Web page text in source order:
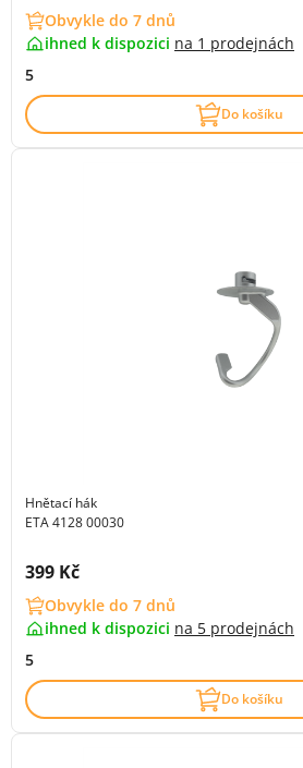
Obvykle do 7 dnů
ihned k dispozici na 1 prodejnách
5
Do košíku
Hnětací hák
ETA 4128 00030
Cena s DPH:
399 Kč
Obvykle do 7 dnů
ihned k dispozici na 5 prodejnách
5
Do košíku